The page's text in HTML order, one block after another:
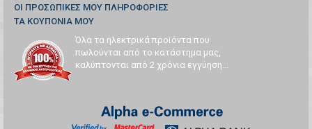
ΟΙ ΠΡΟΣΩΠΙΚΈΣ ΜΟΥ ΠΛΗΡΟΦΟΡΊΕΣ
ΤΑ ΚΟΥΠΌΝΙΑ ΜΟΥ
Όλα τα ηλεκτρικά προϊόντα που
πωλούνται από το κατάστημα μας,
καλύπτονται από 2 χρόνια εγγύηση...